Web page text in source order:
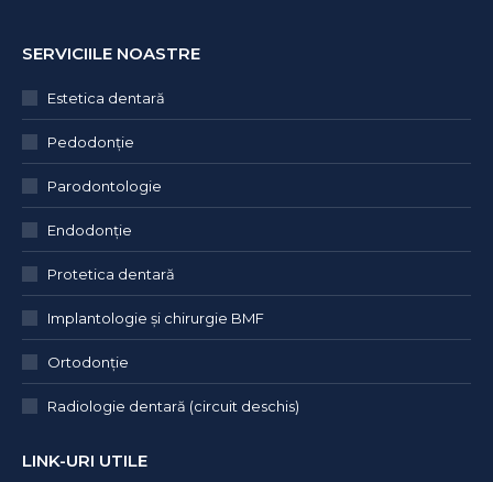
SERVICIILE NOASTRE
Estetica dentară
Pedodonţie
Parodontologie
Endodonție
Protetica dentară
Implantologie și chirurgie BMF
Ortodonție
Radiologie dentară (circuit deschis)
LINK-URI UTILE